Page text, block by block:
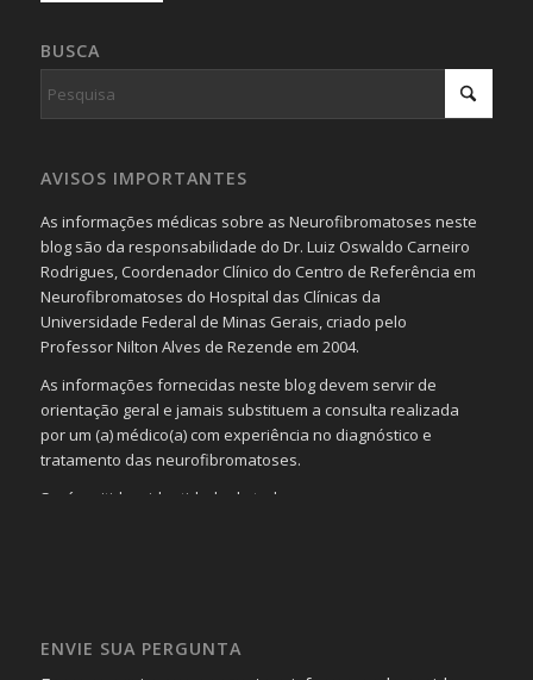
BUSCA
AVISOS IMPORTANTES
As informações médicas sobre as Neurofibromatoses neste
blog são da responsabilidade do Dr. Luiz Oswaldo Carneiro
Rodrigues, Coordenador Clínico do Centro de Referência em
Neurofibromatoses do Hospital das Clínicas da
Universidade Federal de Minas Gerais, criado pelo
Professor Nilton Alves de Rezende em 2004.
As informações fornecidas neste blog devem servir de
orientação geral e jamais substituem a consulta realizada
por um (a) médico(a) com experiência no diagnóstico e
tratamento das neurofibromatoses.
Será omitida a identidade de todas as pessoas que
identificação da pessoa fotografada.
ENVIE SUA PERGUNTA